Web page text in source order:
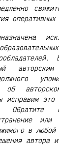
оперативных
об
исправим это
Обратите
или
в любой
автора